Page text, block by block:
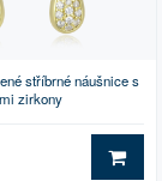
stříbrné náušnice s
zirkony
DO